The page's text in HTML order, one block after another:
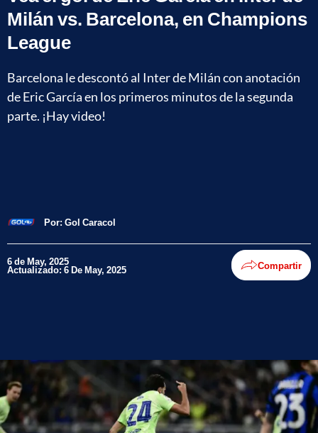
Milán vs. Barcelona, en Champions
League
Barcelona le descontó al Inter de Milán con anotación
de Eric García en los primeros minutos de la segunda
parte. ¡Hay video!
Por: Gol Caracol
6 de May, 2025
Actualizado: 6 De May, 2025 Compartir